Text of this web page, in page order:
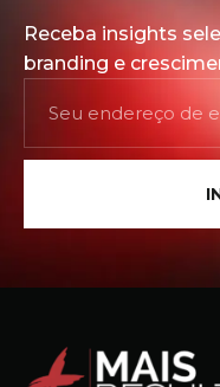
Receba insights
branding e